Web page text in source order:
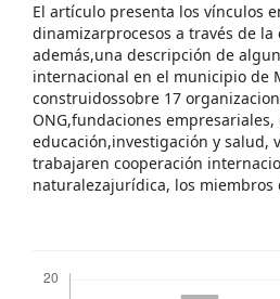
El artículo presenta los vínculos
dinamizarprocesos a través de
además,una descripción de
internacional en el municipio de
construidossobre 17
ONG,fundaciones
educación,investigación y salud,
trabajaren cooperación
naturalezajurídica, los